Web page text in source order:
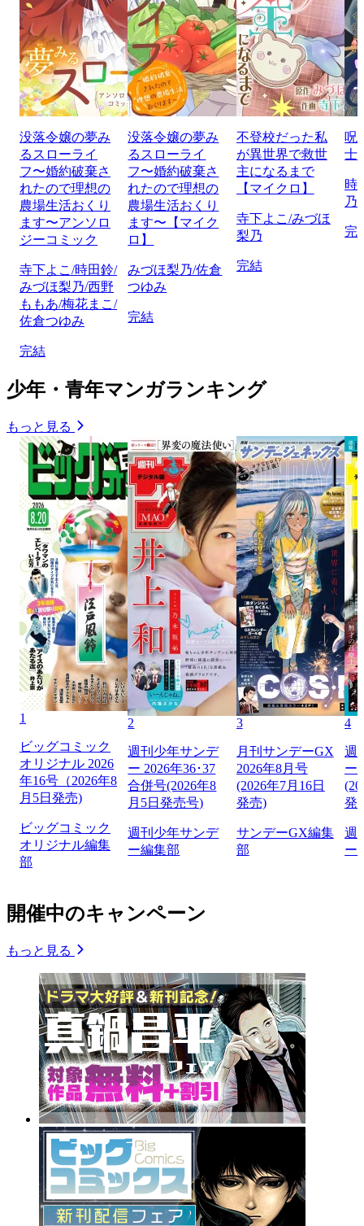
没落令嬢の夢み
るスローライ
フ〜婚約破棄さ
れたので理想の
農場生活おくり
ます〜アンソロ
ジーコミック
寺下よこ/時田鈴/
みづほ梨乃/西野
ももあ/梅花まこ/
佐倉つゆみ
完結
没落令嬢の夢み
るスローライ
フ〜婚約破棄さ
れたので理想の
農場生活おくり
ます〜【マイク
ロ】
みづほ梨乃/佐倉
つゆみ
完結
不登校だった私
が異世界で救世
主になるまで
【マイクロ】
寺下よこ/みづほ
梨乃
完結
呪
士
時
乃
完
少年・青年マンガランキング
もっと見る
1
ビッグコミック
オリジナル 2026
年16号（2026年8
月5日発売)
ビッグコミック
オリジナル編集
部
2
週刊少年サンデ
ー 2026年36･37
合併号(2026年8
月5日発売号)
週刊少年サンデ
ー編集部
3
月刊サンデーGX
2026年8月号
(2026年7月16日
発売)
サンデーGX編集
部
4
週
ー
発
週
ー
開催中のキャンペーン
もっと見る